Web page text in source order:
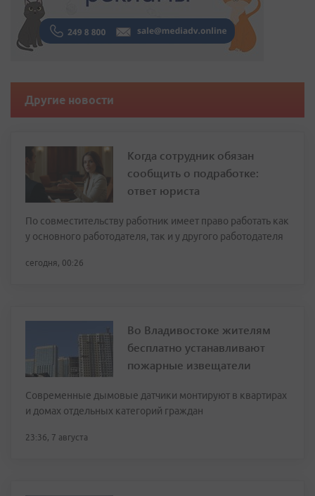
Другие новости
Когда сотрудник обязан
сообщить о подработке:
ответ юриста
По совместительству работник имеет право работать как
у основного работодателя, так и у другого работодателя
сегодня, 00:26
Во Владивостоке жителям
бесплатно устанавливают
пожарные извещатели
Современные дымовые датчики монтируют в квартирах
и домах отдельных категорий граждан
23:36, 7 августа